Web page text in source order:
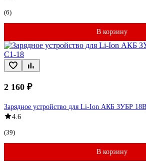
(6)
В корзину
2 160 ₽
Зарядное устройство для Li-Ion АКБ ЗУБР
4.6
(39)
В корзину